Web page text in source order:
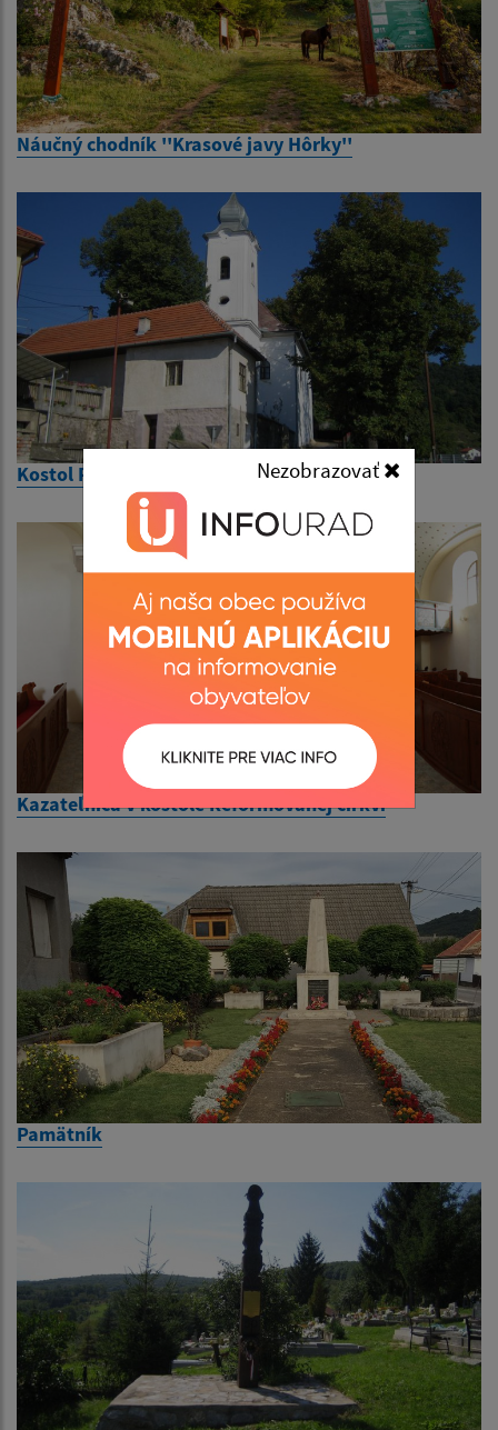
Nezobrazovať
Náučný chodník ''Krasové javy Hôrky''
Kostol Reformovanej cirkvi
Kazateľnica v kostole Reformovanej cirkvi
Pamätník